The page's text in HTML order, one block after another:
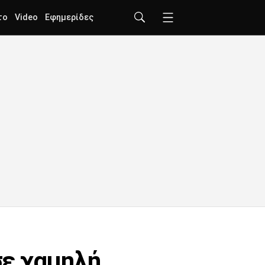
Video Εφημερίδες